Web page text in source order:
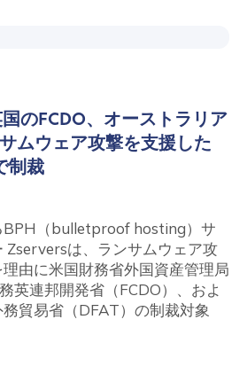
のFCDO、オーストラリア
ムウェア攻撃を支援した
制裁
BPH（bulletproof hosting）サ
Zserversは、ランサムウェア攻
由に米国財務省外国資産管理局
英連邦開発省（FCDO）、およ
貿易省（DFAT）の制裁対象